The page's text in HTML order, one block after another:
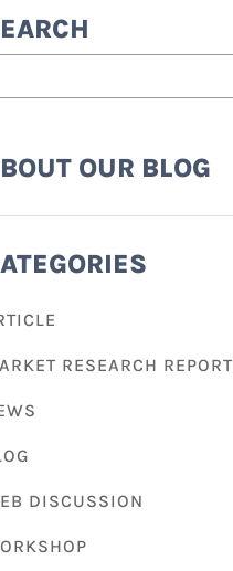
OUR BLOG
RESEARCH REPORT
DISCUSSION